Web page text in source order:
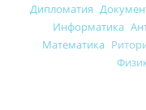
Дипломатия
Информатика
Математика